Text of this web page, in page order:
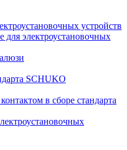
устройств
для электроустановочных
SCHUKO
в сборе стандарта